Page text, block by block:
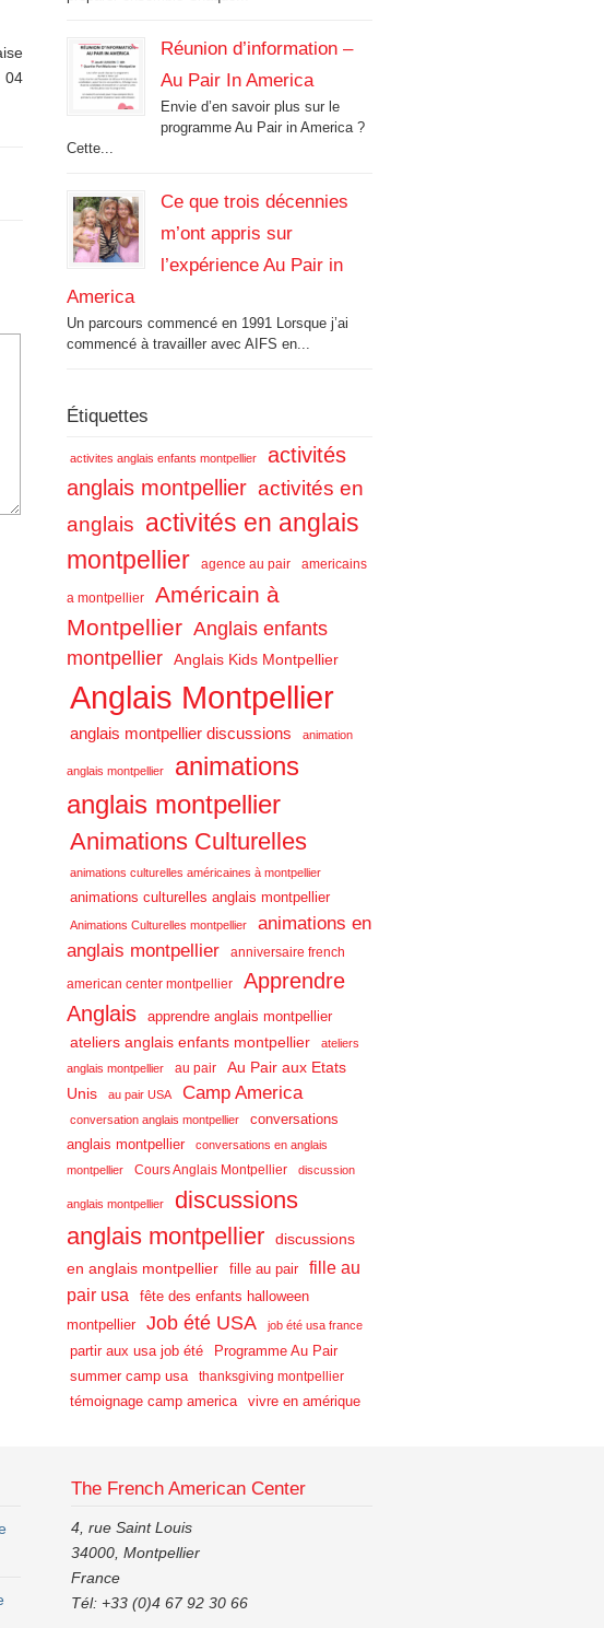
04
Réunion d’information –
Au Pair In America
Envie d’en savoir plus sur le
programme Au Pair in America ?
Cette...
Ce que trois décennies
m’ont appris sur
l’expérience Au Pair in
America
Un parcours commencé en 1991 Lorsque j’ai
commencé à travailler avec AIFS en...
Étiquettes
activites anglais enfants montpellier
activités
anglais montpellier activités en
anglais activités en anglais
montpellier
agence au pair americains
a montpellier
Américain à
Montpellier Anglais enfants
montpellier
Anglais Kids Montpellier
Anglais Montpellier
anglais montpellier discussions animation
anglais montpellier
animations
anglais montpellier
Animations Culturelles
animations culturelles américaines à montpellier
animations culturelles anglais montpellier
Animations Culturelles montpellier
animations en
anglais montpellier
anniversaire french
american center montpellier
Apprendre
Anglais
apprendre anglais montpellier
ateliers anglais enfants montpellier
ateliers
anglais montpellier
au pair
Au Pair aux Etats
Unis
au pair USA Camp America
conversation anglais montpellier
conversations
anglais montpellier
conversations en anglais
montpellier
Cours Anglais Montpellier discussion
anglais montpellier
discussions
anglais montpellier
discussions
en anglais montpellier
fille au pair
fille au
pair usa
fête des enfants halloween
montpellier
Job été USA job été usa france
partir aux usa job été
Programme Au Pair
summer camp usa
thanksgiving montpellier
témoignage camp america vivre en amérique
The French American Center
4, rue Saint Louis
34000, Montpellier
France
Tél: +33 (0)4 67 92 30 66